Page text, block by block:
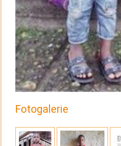
Fotogalerie